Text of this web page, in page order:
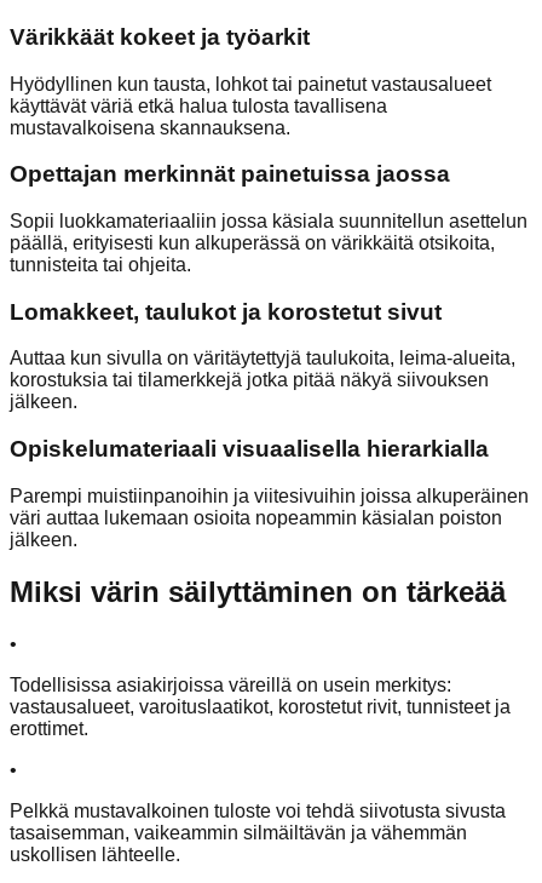
Värikkäät kokeet ja työarkit
Hyödyllinen kun tausta, lohkot tai painetut vastausalueet
käyttävät väriä etkä halua tulosta tavallisena
mustavalkoisena skannauksena.
Opettajan merkinnät painetuissa jaossa
Sopii luokkamateriaaliin jossa käsiala suunnitellun asettelun
päällä, erityisesti kun alkuperässä on värikkäitä otsikoita,
tunnisteita tai ohjeita.
Lomakkeet, taulukot ja korostetut sivut
Auttaa kun sivulla on väritäytettyjä taulukoita, leima-alueita,
korostuksia tai tilamerkkejä jotka pitää näkyä siivouksen
jälkeen.
Opiskelumateriaali visuaalisella hierarkialla
Parempi muistiinpanoihin ja viitesivuihin joissa alkuperäinen
väri auttaa lukemaan osioita nopeammin käsialan poiston
jälkeen.
Miksi värin säilyttäminen on tärkeää
•
Todellisissa asiakirjoissa väreillä on usein merkitys:
vastausalueet, varoituslaatikot, korostetut rivit, tunnisteet ja
erottimet.
•
Pelkkä mustavalkoinen tuloste voi tehdä siivotusta sivusta
tasaisemman, vaikeammin silmäiltävän ja vähemmän
uskollisen lähteelle.